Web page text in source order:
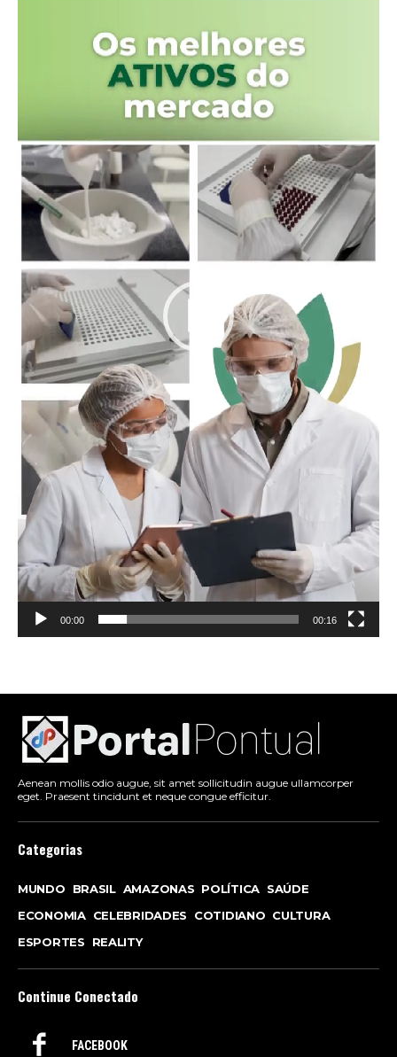
00:00 00:16
Aenean mollis odio augue, sit amet sollicitudin augue ullamcorper
eget. Praesent tincidunt et neque congue efficitur.
Categorias
MUNDO BRASIL AMAZONAS POLÍTICA SAÚDE
ECONOMIA CELEBRIDADES COTIDIANO CULTURA
ESPORTES
REALITY
Continue Conectado
FACEBOOK